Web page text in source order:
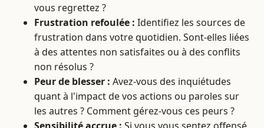
vous regrettez ?
Frustration refoulée : Identifiez les sources de
frustration dans votre quotidien. Sont-elles liées
à des attentes non satisfaites ou à des conflits
non résolus ?
Peur de blesser : Avez-vous des inquiétudes
quant à l'impact de vos actions ou paroles sur
les autres ? Comment gérez-vous ces peurs ?